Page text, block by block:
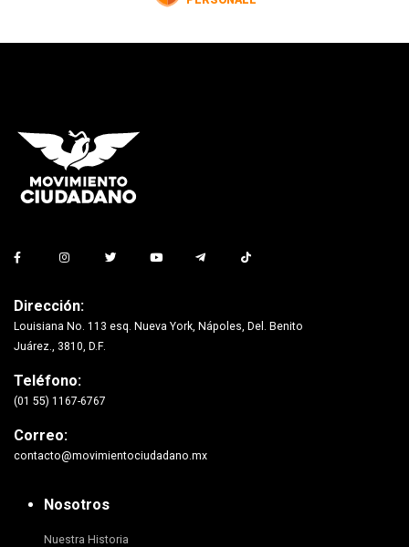
Dirección:
Louisiana No. 113 esq. Nueva York, Nápoles, Del. Benito
Juárez., 3810, D.F.
Teléfono:
(01 55) 1167-6767
Correo:
contacto@movimientociudadano.mx
Nosotros
Nuestra Historia